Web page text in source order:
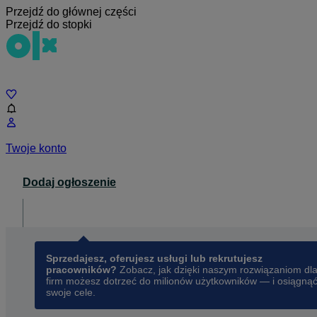
Przejdź do głównej części
Przejdź do stopki
Twoje konto
Dodaj ogłoszenie
Sprzedajesz, oferujesz usługi lub rekrutujesz
pracowników? Zobacz, jak dzięki naszym rozwiązaniom dla
firm możesz dotrzeć do milionów użytkowników — i osiągnąć
swoje cele.